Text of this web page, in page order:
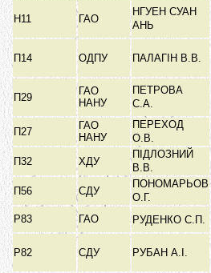
Н11 ГАО
НГУЕН СУАН
АНЬ
П14 ОДПУ ПАЛАГІН В.В.
П29
ГАО
НАНУ
ПЕТРОВА
С.А.
П27
ГАО
НАНУ
ПЕРЕХОД
О.В.
П32
ХДУ
ПІДЛОЗНИЙ
В.В.
П56
СДУ
ПОНОМАРЬОВ
О.Г.
Р83
ГАО РУДЕНКО С.П.
Р82 СДУ РУБАН А.І.